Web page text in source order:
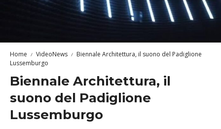
Home VideoNews
Biennale Architettura, il suono del Padiglione
Lussemburgo
Biennale Architettura, il
suono del Padiglione
Lussemburgo